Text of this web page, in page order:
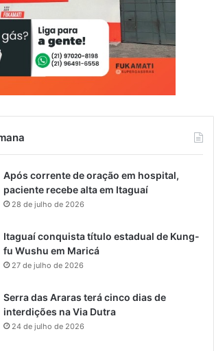
Após corrente de oração em hospital,
paciente recebe alta em Itaguaí
28 de julho de 2026
Itaguaí conquista título estadual de Kung-
fu Wushu em Maricá
27 de julho de 2026
Serra das Araras terá cinco dias de
interdições na Via Dutra
24 de julho de 2026